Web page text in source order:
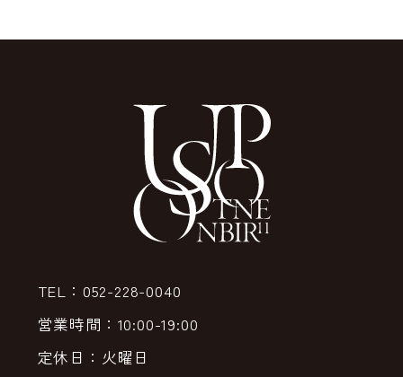
TEL：052-228-0040
営業時間：10:00-19:00
定休日：火曜日